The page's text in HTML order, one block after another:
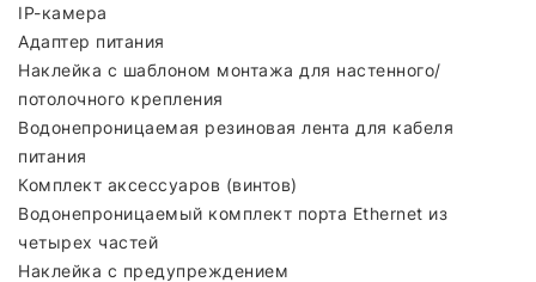
IP-камера
Адаптер питания
Наклейка с шаблоном монтажа для настенного/
потолочного крепления
Водонепроницаемая резиновая лента для кабеля
питания
Комплект аксессуаров (винтов)
Водонепроницаемый комплект порта Ethernet из
четырех частей
Наклейка с предупреждением